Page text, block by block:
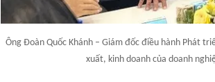
Ông Đoàn Quốc Khánh – Giám đốc điều hành Phát
xuất, kinh doanh của doanh